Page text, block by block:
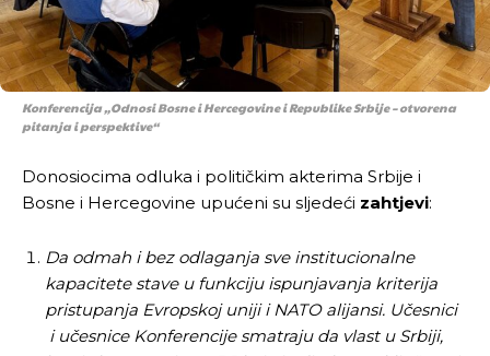
Konferencija „Odnosi Bosne i Hercegovine i Republike Srbije – otvorena
pitanja i perspektive“
Donosiocima odluka i političkim akterima Srbije i
Bosne i Hercegovine upućeni su sljedeći zahtjevi:
Da odmah i bez odlaganja sve institucionalne
kapacitete stave u funkciju ispunjavanja kriterija
pristupanja Evropskoj uniji i NATO alijansi. Učesnici
i učesnice Konferencije smatraju da vlast u Srbiji,